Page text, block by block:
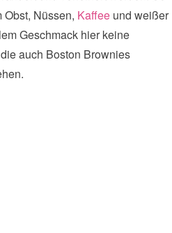
Nüssen, Kaffee und weißer
Geschmack hier keine
auch Boston Brownies